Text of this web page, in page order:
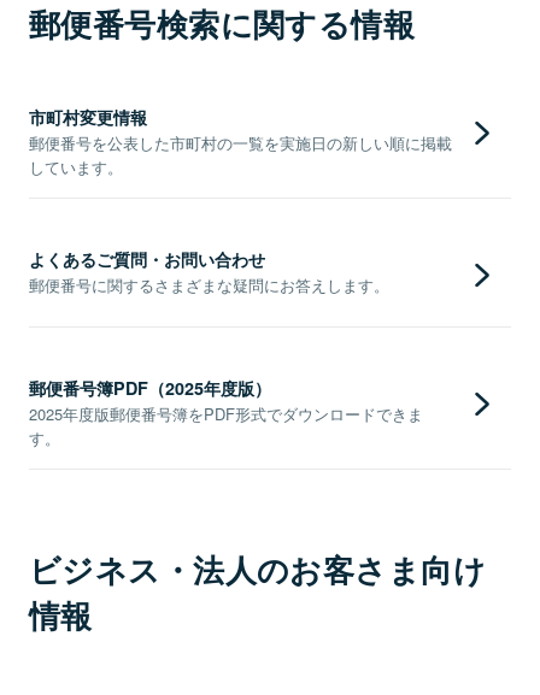
郵便番号検索に関する情報
市町村変更情報
郵便番号を公表した市町村の一覧を実施日の新しい順に掲載
しています。
よくあるご質問・お問い合わせ
郵便番号に関するさまざまな疑問にお答えします。
郵便番号簿PDF（2025年度版）
2025年度版郵便番号簿をPDF形式でダウンロードできま
す。
ビジネス・法人のお客さま向け
情報